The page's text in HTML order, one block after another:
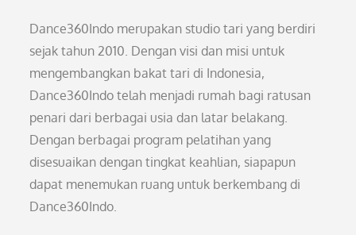
Dance360Indo merupakan studio tari yang berdiri
sejak tahun 2010. Dengan visi dan misi untuk
mengembangkan bakat tari di Indonesia,
Dance360Indo telah menjadi rumah bagi ratusan
penari dari berbagai usia dan latar belakang.
Dengan berbagai program pelatihan yang
disesuaikan dengan tingkat keahlian, siapapun
dapat menemukan ruang untuk berkembang di
Dance360Indo.